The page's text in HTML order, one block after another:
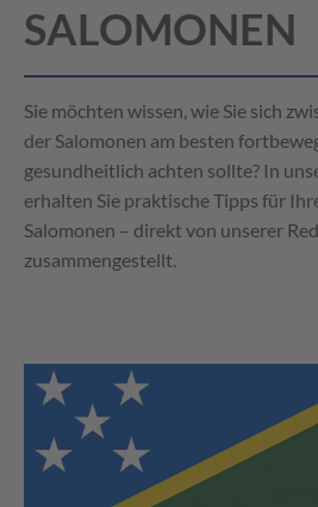
SALOMONEN
Sie möchten wissen, wie Sie sich
der Salomonen am besten
gesundheitlich achten sollte? In
erhalten Sie praktische Tipps für
Salomonen – direkt von unserer
zusammengestellt.